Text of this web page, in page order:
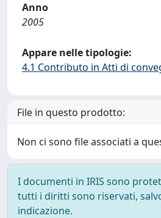
Anno
2005
Appare nelle tipologie:
4.1 Contributo in Atti di
File in questo prodotto:
Non ci sono file associati a
I documenti in IRIS sono
tutti i diritti sono riservati,
indicazione.